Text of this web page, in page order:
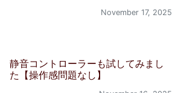
November 17, 2025
静音コントローラーも試してみまし
た【操作感問題なし】